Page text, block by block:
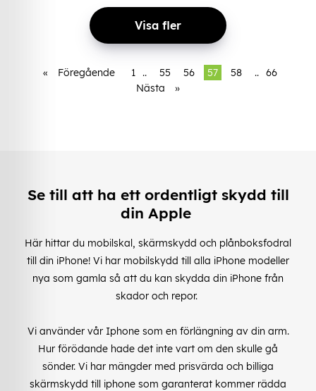
Visa fler
« Föregående 1 .. 55 56 57 58 .. 66
Nästa
»
Se till att ha ett ordentligt skydd till
din Apple
Här hittar du mobilskal, skärmskydd och plånboksfodral
till din iPhone! Vi har mobilskydd till alla iPhone modeller
nya som gamla så att du kan skydda din iPhone från
skador och repor.
Vi använder vår Iphone som en förlängning av din arm.
Hur förödande hade det inte vart om den skulle gå
sönder. Vi har mängder med prisvärda och billiga
skärmskydd till iphone som garanterat kommer rädda